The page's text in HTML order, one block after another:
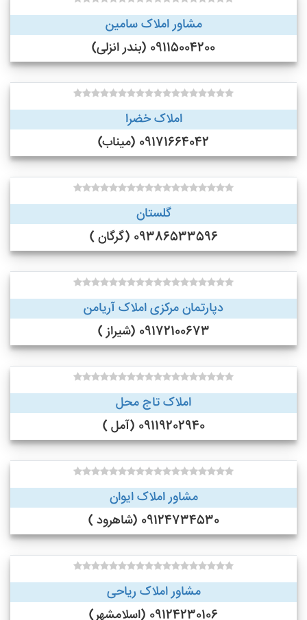
مشاور املاک سامین
09115004200 (بندر انزلی)
املاک خضرا
09171664042 (میناب)
گلستان
09386533596 (گرگان )
دپارتمان مرکزی املاک آریامن
09172100673 (شیراز )
املاک تاج محل
09119202940 (آمل )
مشاور املاک ایوان
09124734530 (شاهرود )
مشاور املاک ریاحی
09124230106 (اسلامشهر)